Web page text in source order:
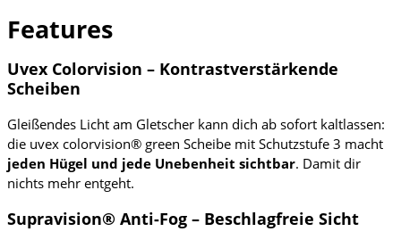
Features
Uvex Colorvision – Kontrastverstärkende
Scheiben
Gleißendes Licht am Gletscher kann dich ab sofort kaltlassen:
die uvex colorvision® green Scheibe mit Schutzstufe 3 macht
jeden Hügel und jede Unebenheit sichtbar. Damit dir
nichts mehr entgeht.
Supravision® Anti-Fog – Beschlagfreie Sicht